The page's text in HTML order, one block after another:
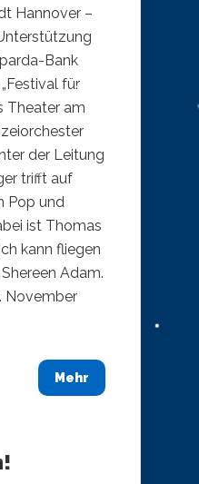
Hannover –
Bank
für
Theater am
der Leitung
trifft auf
Pop und
ist Thomas
kann fliegen
Adam.
November
Mehr